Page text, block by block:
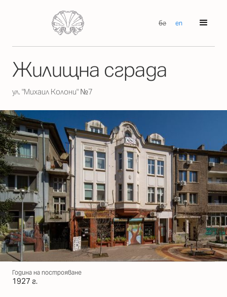
бг en
Жилищна сграда
ул. "Михаил Колони" №7
Година на построяване
1927 г.